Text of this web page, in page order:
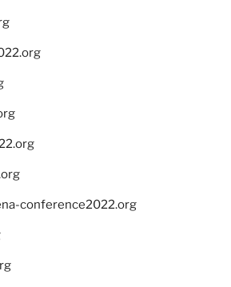
conference2022.org